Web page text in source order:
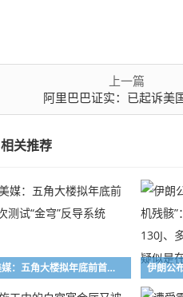
上一篇
阿里巴巴证实：已起诉美
相关推荐
美媒：五角大楼拟年底前首次测试“金穹”反导系统